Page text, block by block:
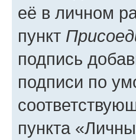
её в личном
пункт
подпись
подписи по
пункта